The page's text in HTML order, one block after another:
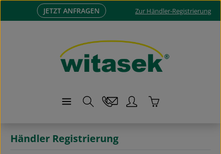
Zum Hauptinhalt springen
JETZT ANFRAGEN Zur Händler-Registrierung
Warenkorb
Händler Registrierung